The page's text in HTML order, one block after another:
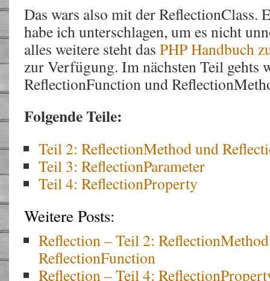
Das wars also mit der ReflectionClass.
habe ich unterschlagen, um es nicht
alles weitere steht das PHP Handbuch
zur Verfügung. Im nächsten Teil gehts
ReflectionFunction und
Folgende Teile:
Teil 2: ReflectionMethod und
Teil 3: ReflectionParameter
Teil 4: ReflectionProperty
Weitere Posts:
Reflection – Teil 2:
ReflectionFunction
Reflection – Teil 4: